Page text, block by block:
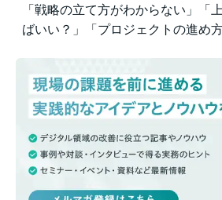
「戦略の立て方がわからない」「
ばいい？」「プロジェクトの進め